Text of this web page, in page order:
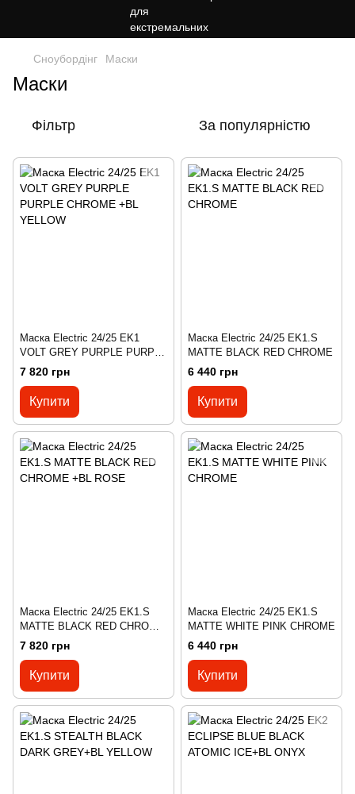
Сноубордiнг Маски
Маски
Фільтр За популярністю
Маска Electric 24/25 EK1
VOLT GREY PURPLE PURPLE
CHROME +BL YELLOW
7 820 грн
Купити
Маска Electric 24/25 EK1.S
MATTE BLACK RED CHROME
6 440 грн
Купити
Маска Electric 24/25 EK1.S
MATTE BLACK RED CHROME
+BL ROSE
7 820 грн
Купити
Маска Electric 24/25 EK1.S
MATTE WHITE PINK CHROME
6 440 грн
Купити